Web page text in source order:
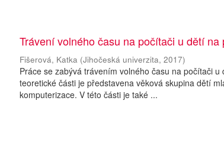
Trávení volného času na počítači u dětí
Fišerová, Katka (Jihočeská univerzita,2017)
Práce se zabývá trávením volného času na počítači
teoretické části je představena věková skupina dětí
komputerizace. V této části je také ...